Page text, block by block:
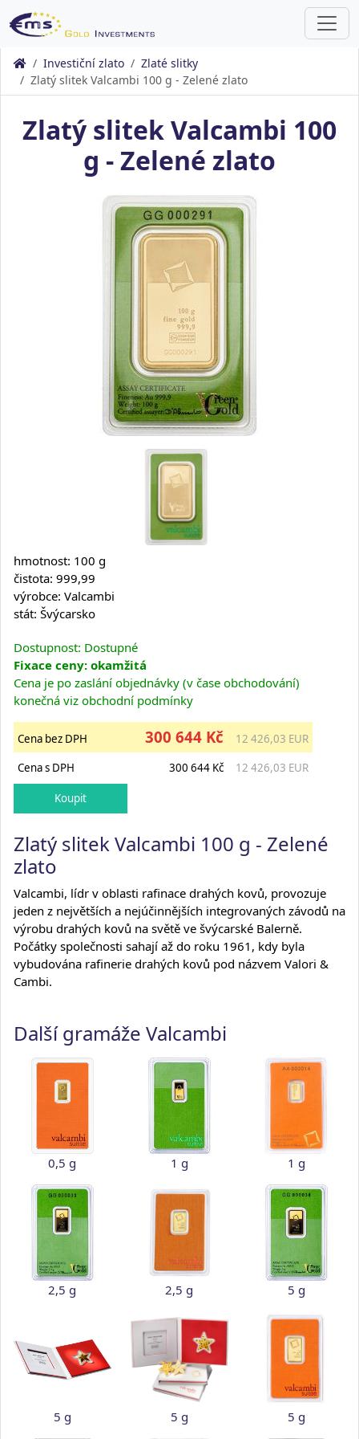
Investiční zlato
Zlaté slitky
Zlatý slitek Valcambi 100 g - Zelené zlato
Zlatý slitek Valcambi 100
g - Zelené zlato
hmotnost: 100 g
čistota: 999,99
výrobce: Valcambi
stát: Švýcarsko
Dostupnost: Dostupné
Fixace ceny: okamžitá
Cena je po zaslání objednávky (v čase obchodování)
konečná viz obchodní podmínky
Cena bez DPH 300 644 Kč
12 426,03 EUR
Cena s DPH
300 644 Kč 12 426,03 EUR
Zlatý slitek Valcambi 100 g - Zelené
zlato
Valcambi, lídr v oblasti rafinace drahých kovů, provozuje
jeden z největších a nejúčinnějších integrovaných závodů na
výrobu drahých kovů na světě ve švýcarské Balerně.
Počátky společnosti sahají až do roku 1961, kdy byla
vybudována rafinerie drahých kovů pod názvem Valori &
Cambi.
Další gramáže Valcambi
0,5 g 1 g 1 g
2,5 g 2,5 g 5 g
5 g 5 g 5 g